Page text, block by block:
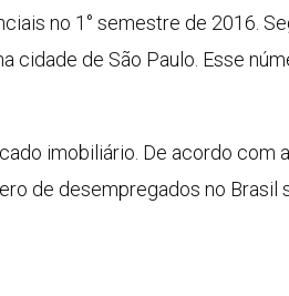
no 1° semestre de 2016.
de São Paulo. Esse
imobiliário. De acordo com
de desempregados no Brasil